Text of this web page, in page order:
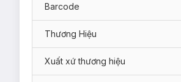
Barcode
Thương Hiệu
Xuất xứ thương hiệu